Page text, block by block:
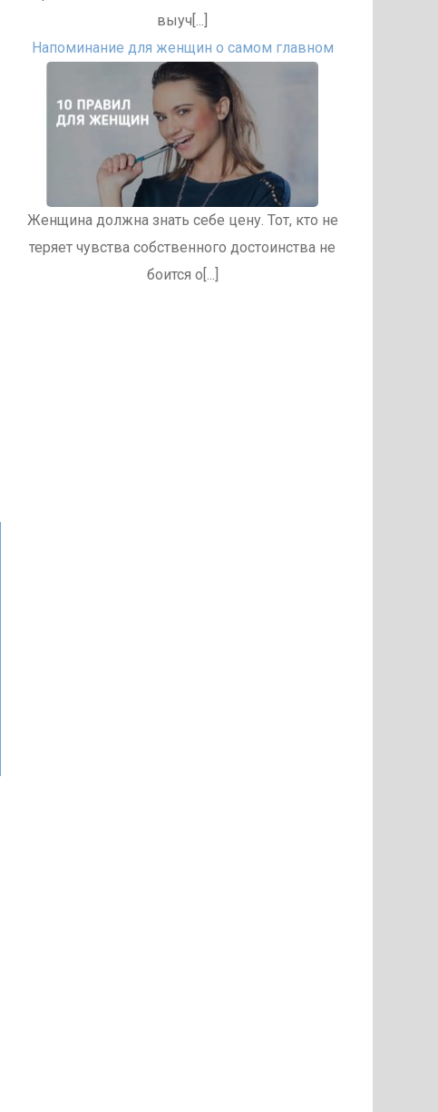
выуч[...]
Напоминание для женщин о самом главном
Женщина должна знать себе цену. Тот, кто не
теряет чувства собственного достоинства не
боится о[...]